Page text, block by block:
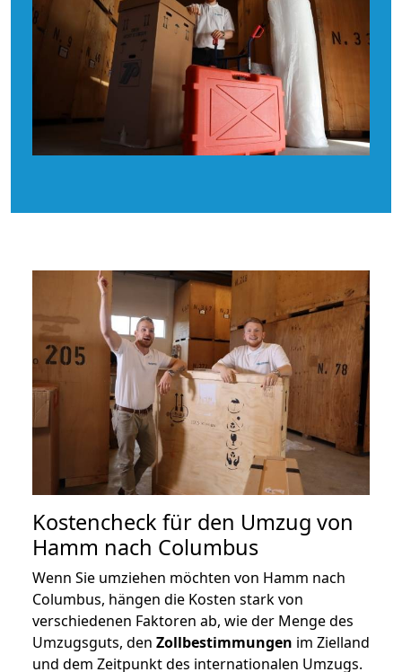
Kostencheck für den Umzug von
Hamm nach Columbus
Wenn Sie umziehen möchten von Hamm nach
Columbus, hängen die Kosten stark von
verschiedenen Faktoren ab, wie der Menge des
Umzugsguts, den Zollbestimmungen im Zielland
und dem Zeitpunkt des internationalen Umzugs.